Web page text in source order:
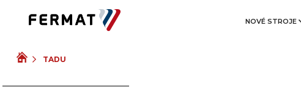
NOVÉ STROJE
TADUVIDEO